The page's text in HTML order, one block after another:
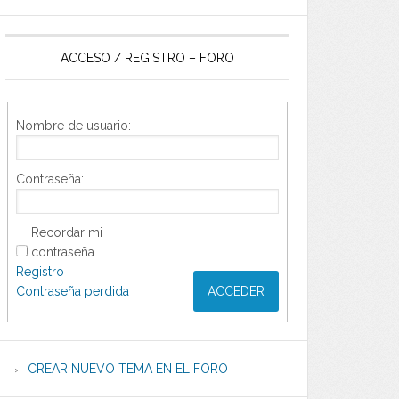
ACCESO / REGISTRO – FORO
Nombre de usuario:
Contraseña:
Recordar mi
contraseña
ACCEDER
Registro
Contraseña perdida
CREAR NUEVO TEMA EN EL FORO